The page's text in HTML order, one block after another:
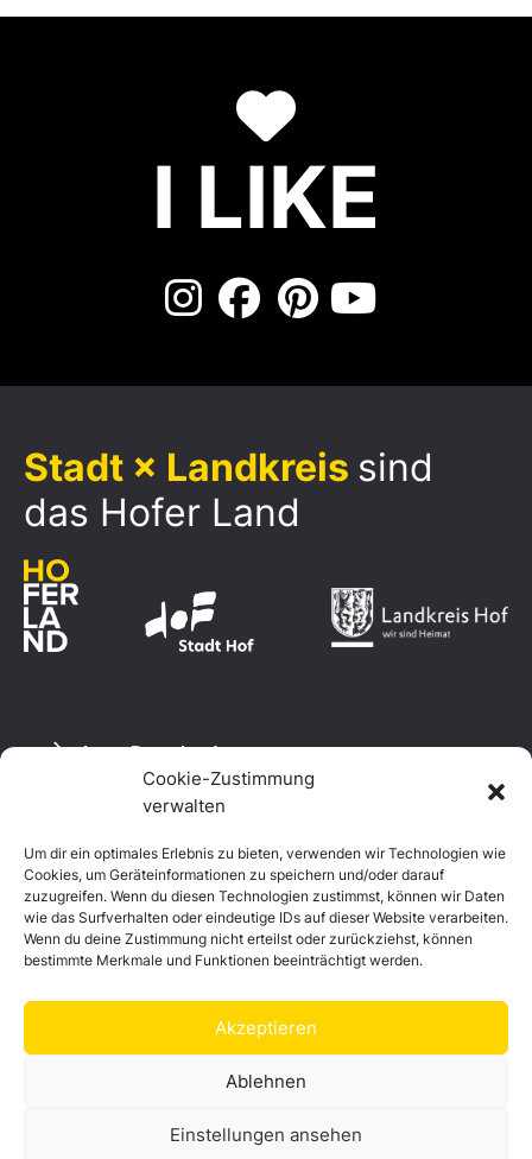
Cookie-Zustimmung
verwalten
Um dir ein optimales Erlebnis zu bieten, verwenden wir Technologien wie
Cookies, um Geräteinformationen zu speichern und/oder darauf
zuzugreifen. Wenn du diesen Technologien zustimmst, können wir Daten
wie das Surfverhalten oder eindeutige IDs auf dieser Website verarbeiten.
Wenn du deine Zustimmung nicht erteilst oder zurückziehst, können
bestimmte Merkmale und Funktionen beeinträchtigt werden.
Akzeptieren
Ablehnen
Einstellungen ansehen
I LIKE
Stadt × Landkreis sind
das Hofer Land
Logo Download
Datenschutzerklärung
Impressum
Cookie-Richtlinie (EU)